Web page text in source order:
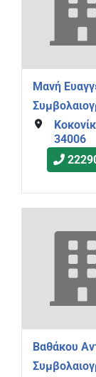
Μανή
34006
Βαθάκου